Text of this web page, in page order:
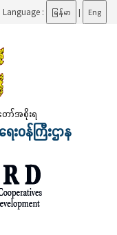
Language : မြန်မာ | Eng
ော်အစိုးရ
းဝန်ကြီးဌာန